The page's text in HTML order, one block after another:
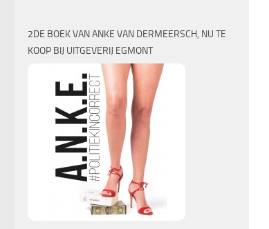
2DE BOEK VAN ANKE VAN DERMEERSCH, NU TE
KOOP BIJ UITGEVERIJ EGMONT